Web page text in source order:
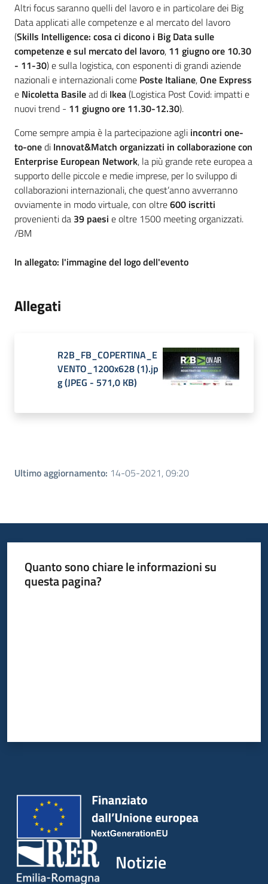
Altri focus saranno quelli del lavoro e in particolare dei Big
Data applicati alle competenze e al mercato del lavoro
(Skills Intelligence: cosa ci dicono i Big Data sulle
competenze e sul mercato del lavoro, 11 giugno ore 10.30
- 11-30) e sulla logistica, con esponenti di grandi aziende
nazionali e internazionali come Poste Italiane,One Express
e Nicoletta Basilead di Ikea(Logistica Post Covid: impatti e
nuovi trend - 11 giugno ore 11.30-12.30).
Come sempre ampia è la partecipazione agli incontri one-
to-onedi Innovat&Match organizzati in collaborazione con
Enterprise European Network, la più grande rete europea a
supporto delle piccole e medie imprese, per lo sviluppo di
collaborazioni internazionali, che quest’anno avverranno
ovviamente in modo virtuale, con oltre600 iscritti
provenienti da 39 paesi e oltre 1500 meeting organizzati.
/BM
In allegato: l'immagine del logo dell'evento
Allegati
R2B_FB_COPERTINA_E
VENTO_1200x628 (1).jp
g(JPEG - 571,0 KB)
Ultimo aggiornamento: 14-05-2021, 09:20
Quanto sono chiare le informazioni su
questa pagina?
Notizie